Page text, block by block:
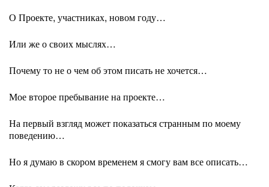
О Проекте, участниках, новом году…
Или же о своих мыслях…
Почему то не о чем об этом писать не хочется…
Мое второе пребывание на проекте…
На первый взгляд может показаться странным по моему
поведению…
Но я думаю в скором временем я смогу вам все описать…